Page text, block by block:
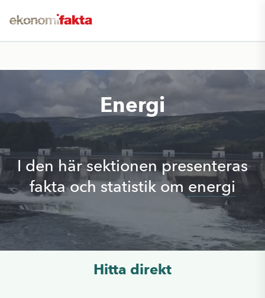
Energi
I den här sektionen presenteras
fakta och statistik om energi
Hitta direkt